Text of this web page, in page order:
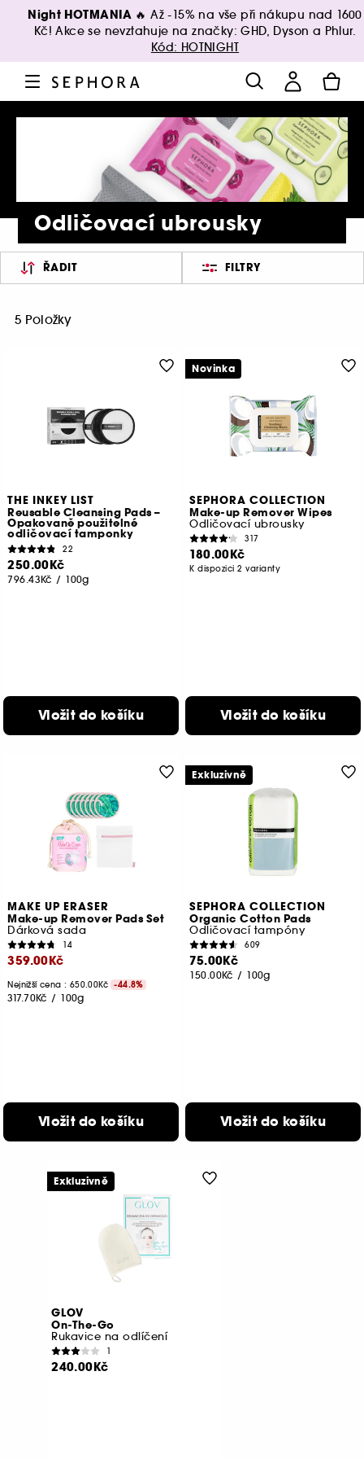
Night HOTMANIA 🔥 Až -15% na vše při nákupu nad 1600
Kč! Akce se nevztahuje na značky: GHD, Dyson a Phlur.
Kód: HOTNIGHT
Odličovací ubrousky
ŘADIT FILTRY
5 Položky
THE INKEY LIST
Reusable Cleansing Pads –
Opakovaně použitelné
odličovací tamponky
22
250.00Kč
796.43Kč / 100g
Vložit do košíku
SEPHORA COLLECTION
Make-up Remover Wipes
Odličovací ubrousky
317
180.00Kč
K dispozici 2 varianty
Vložit do košíku
Novinka
MAKE UP ERASER
Make-up Remover Pads Set
Dárková sada
14
359.00Kč
Nejnižší cena : 650.00Kč -44.8%
317.70Kč / 100g
Vložit do košíku
SEPHORA COLLECTION
Organic Cotton Pads
Odličovací tampóny
609
75.00Kč
150.00Kč / 100g
Vložit do košíku
Exkluzivně
GLOV
On-The-Go
Rukavice na odlíčení
1
240.00Kč
Exkluzivně